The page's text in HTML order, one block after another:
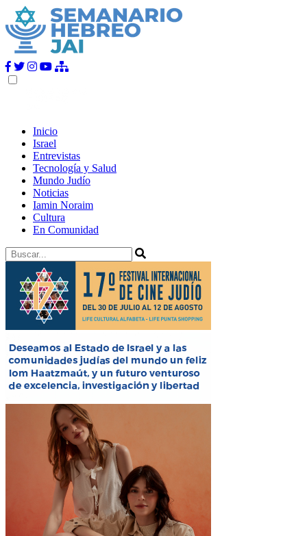
Inicio
Israel
Entrevistas
Tecnología y Salud
Mundo Judío
Noticias
Iamin Noraim
Cultura
En Comunidad